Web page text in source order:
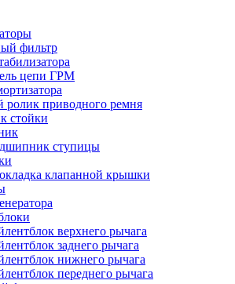
фильтр
цепи ГРМ
приводного ремня
стойки
ступицы
клапанной крышки
верхнего рычага
заднего рычага
нижнего рычага
переднего рычага